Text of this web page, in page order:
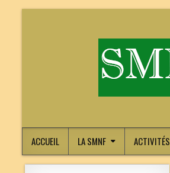
ACCUEIL LA SMNF ACTIVITÉS